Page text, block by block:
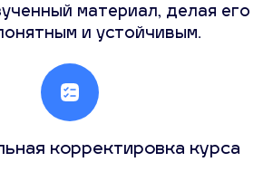
материал, делая его
и устойчивым.
корректировка курса